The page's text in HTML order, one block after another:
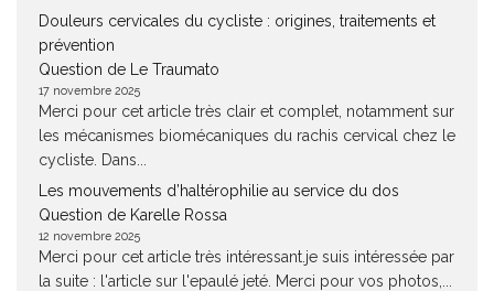
Douleurs cervicales du cycliste : origines, traitements et
prévention
Question de Le Traumato
17 novembre 2025
Merci pour cet article très clair et complet, notamment sur
les mécanismes biomécaniques du rachis cervical chez le
cycliste. Dans...
Les mouvements d’haltérophilie au service du dos
Question de Karelle Rossa
12 novembre 2025
Merci pour cet article très intéressant.je suis intéressée par
la suite : l'article sur l'epaulé jeté. Merci pour vos photos,...